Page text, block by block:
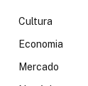
Cultura
Economia
Mercado